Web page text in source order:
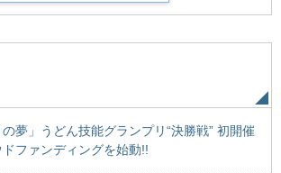
夢」うどん技能グランプリ“決勝戦” 初開催
ファンディングを始動!!